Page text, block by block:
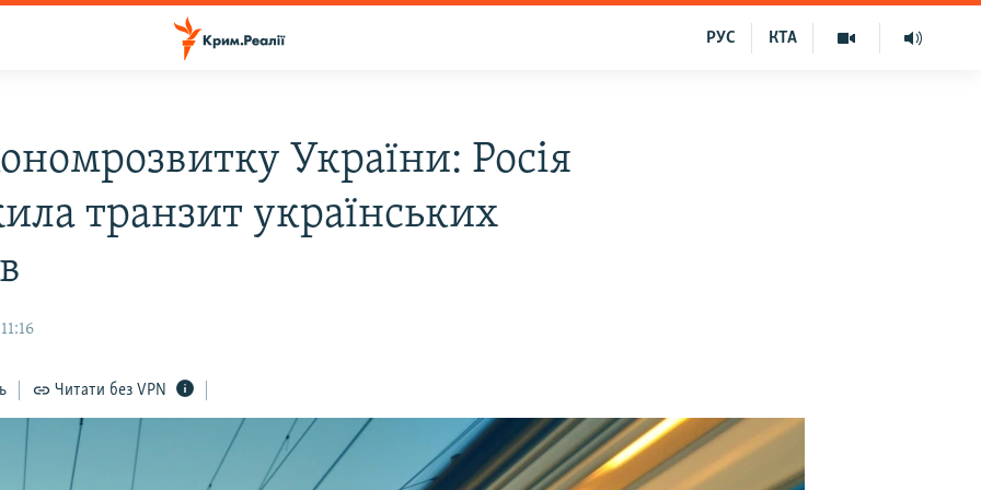
КТА
РУС
України: Росія
транзит українських
Читати без VPN